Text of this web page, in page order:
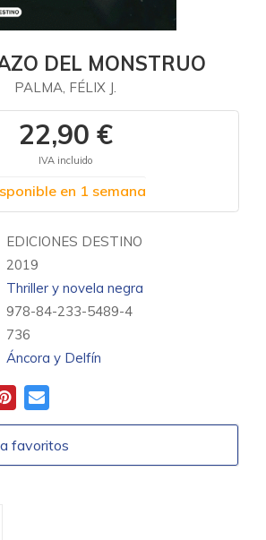
DEL MONSTRUO
PALMA, FÉLIX J.
22,90 €
IVA incluido
en 1 semana
EDICIONES DESTINO
2019
Thriller y novela negra
978-84-233-5489-4
736
Áncora y Delfín
favoritos